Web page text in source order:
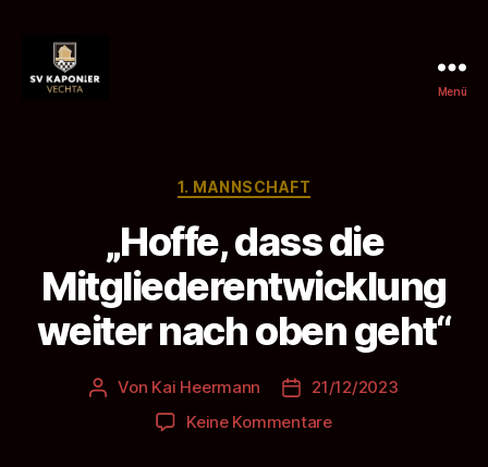
Menü
Kategorien
1. MANNSCHAFT
„Hoffe, dass die
Mitgliederentwicklung
weiter nach oben geht“
Beitragsautor
Von Kai Heermann Beitragsdatum
21/12/2023
Keine Kommentarezu